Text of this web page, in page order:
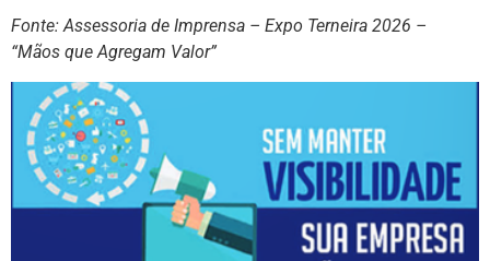
Fonte: Assessoria de Imprensa – Expo Terneira 2026 –
“Mãos que Agregam Valor”